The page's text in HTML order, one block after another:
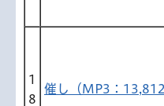
1
8
催し（MP3：